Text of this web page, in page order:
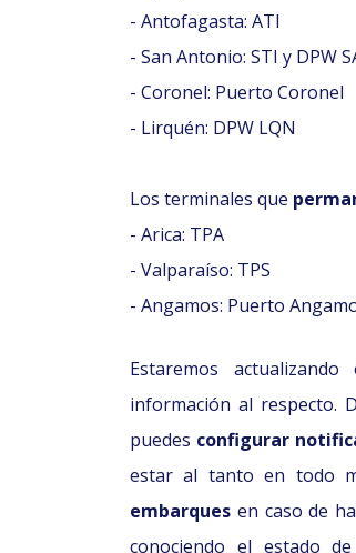
- Antofagasta: ATI
- San Antonio: STI y DPW
- Coronel: Puerto Coronel
- Lirquén: DPW LQN
Los terminales que
- Arica: TPA
- Valparaíso: TPS
- Angamos: Puerto
Estaremos
información al respecto.
puedes configurar
estar al tanto en todo
embarques en caso de
conociendo el estado